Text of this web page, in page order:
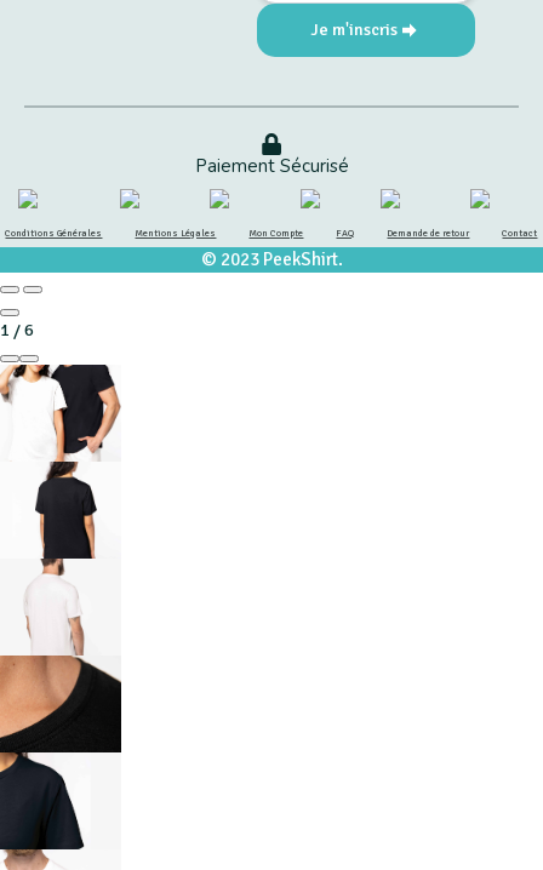
Je m'inscris
Paiement Sécurisé
Conditions Générales Mentions Légales Mon Compte FAQ Demande de retour Contact
© 2023 PeekShirt.
1 /6